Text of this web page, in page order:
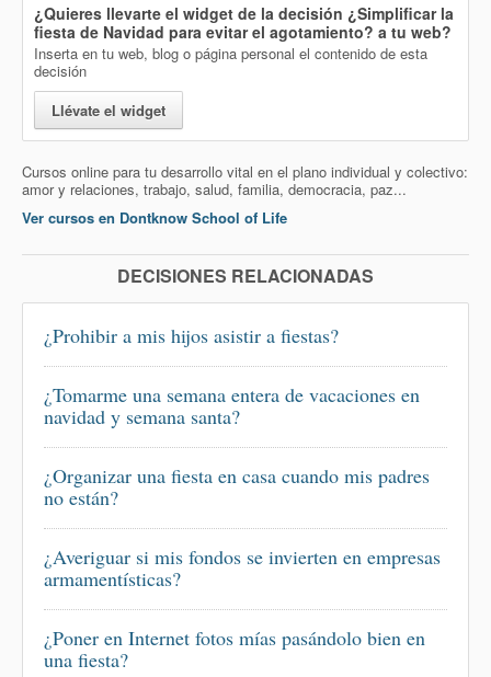
¿Quieres llevarte el widget de la decisión ¿Simplificar la
fiesta de Navidad para evitar el agotamiento? a tu web?
Inserta en tu web, blog o página personal el contenido de esta
decisión
Llévate el widget
Cursos online para tu desarrollo vital en el plano individual y colectivo:
amor y relaciones, trabajo, salud, familia, democracia, paz...
Ver cursos en Dontknow School of Life
DECISIONES RELACIONADAS
¿Prohibir a mis hijos asistir a fiestas?
¿Tomarme una semana entera de vacaciones en
navidad y semana santa?
¿Organizar una fiesta en casa cuando mis padres
no están?
¿Averiguar si mis fondos se invierten en empresas
armamentísticas?
¿Poner en Internet fotos mías pasándolo bien en
una fiesta?